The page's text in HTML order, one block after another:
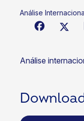
Análise
Análise